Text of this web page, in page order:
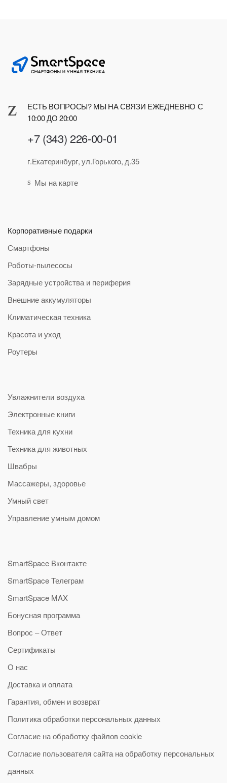
ЕСТЬ ВОПРОСЫ? МЫ НА СВЯЗИ ЕЖЕДНЕВНО С
10:00 ДО 20:00
+7 (343) 226-00-01
г.Екатеринбург, ул.Горького, д.35
Мы на карте
Корпоративные подарки
Смартфоны
Роботы-пылесосы
Зарядные устройства и периферия
Внешние аккумуляторы
Климатическая техника
Красота и уход
Роутеры
Увлажнители воздуха
Электронные книги
Техника для кухни
Техника для животных
Швабры
Массажеры, здоровье
Умный свет
Управление умным домом
SmartSpace Вконтакте
SmartSpace Телеграм
SmartSpace MAX
Бонусная программа
Вопрос – Ответ
Сертификаты
О нас
Доставка и оплата
Гарантия, обмен и возврат
Политика обработки персональных данных
Согласие на обработку файлов cookie
Согласие пользователя сайта на обработку персональных
данных